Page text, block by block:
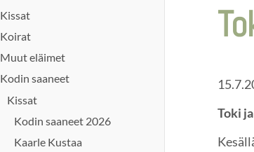
Kissat
Koirat
Muut eläimet
Kodin saaneet
Kissat
Kodin saaneet 2026
Kaarle Kustaa
Toki